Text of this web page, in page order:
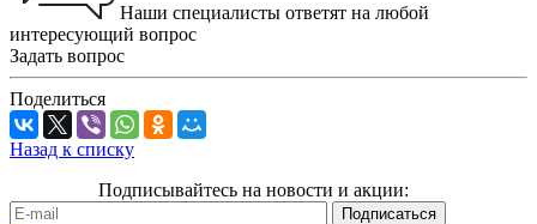
Наши специалисты ответят на любой
интересующий вопрос
Задать вопрос
Поделиться
Назад к списку
Подписывайтесь на новости и акции: